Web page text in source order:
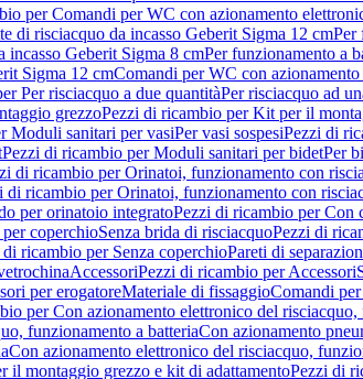
per Comandi per WC con azionamento
di risciacquo da incasso Geberit Sigma 12 cmPer
incasso Geberit Sigma 8 cmPer funzionamento a
Sigma 12 cmComandi per WC con
Per risciacquo a due quantitàPer risciacquo ad
grezzoPezzi di ricambio per Kit per il
Moduli sanitari per vasiPer vasi sospesiPezzi di
Pezzi di ricambio per Moduli sanitari per bidetPer
di ricambio per Orinatoi, funzionamento con
di ricambio per Orinatoi, funzionamento con
per orinatoio integratoPezzi di ricambio per Con
coperchioSenza brida di risciacquoPezzi di
di ricambio per Senza coperchioPareti di
AccessoriPezzi di ricambio per Accessori
per erogatoreMateriale di fissaggioComandi
per Con azionamento elettronico del risciacquo,
funzionamento a batteriaCon azionamento
Con azionamento elettronico del risciacquo,
il montaggio grezzo e kit di adattamentoPezzi di